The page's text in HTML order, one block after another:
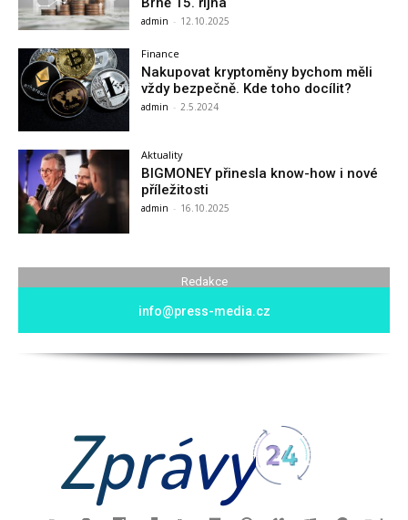
admin - 12.10.2025
Finance
Nakupovat kryptoměny bychom měli
vždy bezpečně. Kde toho docílit?
admin - 2.5.2024
Aktuality
BIGMONEY přinesla know-how i nové
příležitosti
admin - 16.10.2025
Redakce
info@press-media.cz
Zprávy